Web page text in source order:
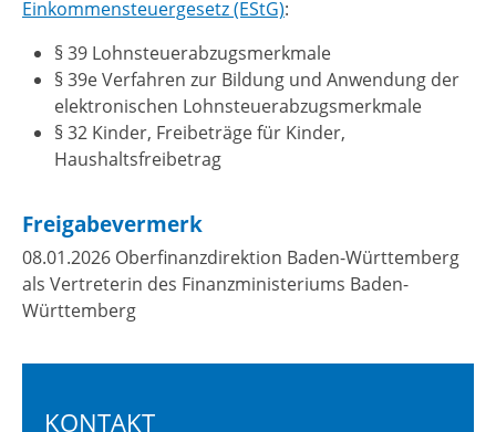
Einkommensteuergesetz (EStG):
§ 39 Lohnsteuerabzugsmerkmale
§ 39e Verfahren zur Bildung und Anwendung der
elektronischen Lohnsteuerabzugsmerkmale
§ 32 Kinder, Freibeträge für Kinder,
Haushaltsfreibetrag
Freigabevermerk
08.01.2026 Oberfinanzdirektion Baden-Württemberg
als Vertreterin des Finanzministeriums Baden-
Württemberg
KONTAKT